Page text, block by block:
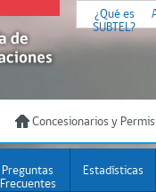
¿Qué es
SUBTEL?
Concesionarios y
Preguntas
Frecuentes
Estadísticas